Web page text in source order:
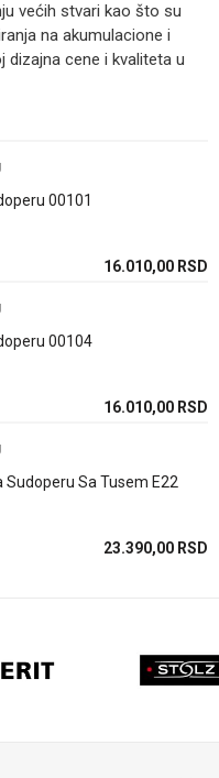
većih stvari kao što su
na akumulacione i
dizajna cene i kvaliteta u
sa 3 cevi
00101
16.010,00 RSD
00104
16.010,00 RSD
Sudoperu Sa Tusem E22
23.390,00 RSD